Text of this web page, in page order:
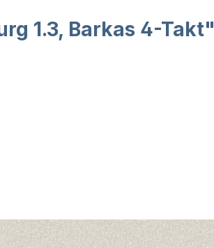
1.3, Barkas 4-Takt"